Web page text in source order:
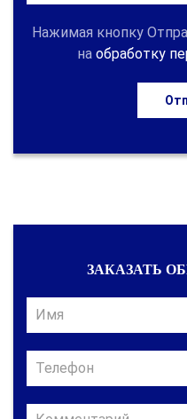
Нажимая кнопку
на обработку
ЗАКАЗАТЬ